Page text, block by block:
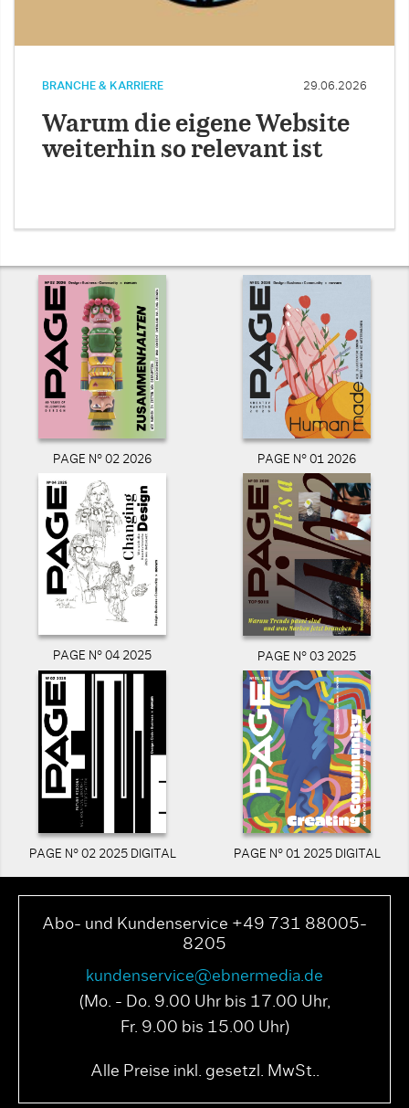
BRANCHE & KARRIERE 29.06.2026
Warum die eigene Website
weiterhin so relevant ist
PAGE N° 02 2026 PAGE N° 01 2026
PAGE N° 04 2025 PAGE N° 03 2025
PAGE N° 02 2025 DIGITAL PAGE N° 01 2025 DIGITAL
Abo- und Kundenservice +49 731 88005-
8205
kundenservice@ebnermedia.de
(Mo. - Do. 9.00 Uhr bis 17.00 Uhr,
Fr. 9.00 bis 15.00 Uhr)
Alle Preise inkl. gesetzl. MwSt..